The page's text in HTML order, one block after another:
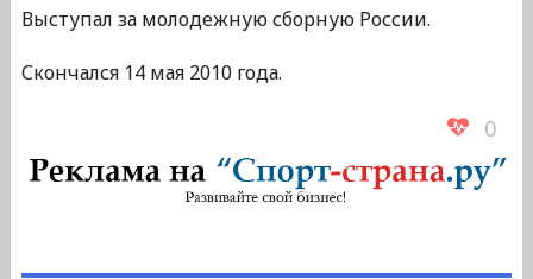
Выступал за молодежную сборную России.
Скончался 14 мая 2010 года.
0